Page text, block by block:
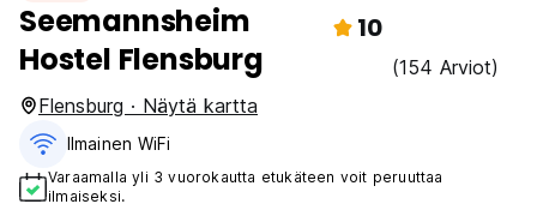
Seemannsheim
Hostel Flensburg
10
(154 Arviot)
Flensburg · Näytä kartta
Ilmainen WiFi
Varaamalla yli 3 vuorokautta etukäteen voit peruuttaa
ilmaiseksi.